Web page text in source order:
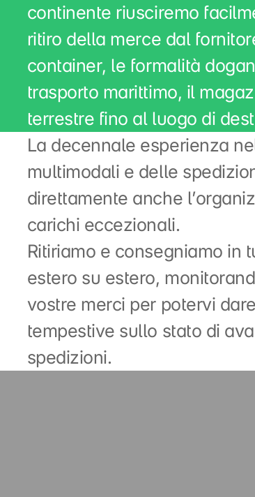
continente riusciremo
ritiro della merce dal
container, le formalità
trasporto marittimo, il
terrestre fino al luogo di
La decennale esperienza
multimodali e delle
direttamente anche
carichi eccezionali.
Ritiriamo e consegniamo in
estero su estero,
vostre merci per potervi
tempestive sullo stato di
spedizioni.